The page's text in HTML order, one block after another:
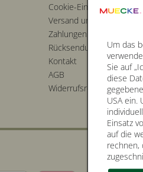
Cookie-Einstellungen
Versand und Lieferung
Zahlungen
Rücksendungen
Kontakt
AGB
Widerrufsrecht
Um das
Sie auf
diese
USA ein.
Einsatz
auf die
rechnen,